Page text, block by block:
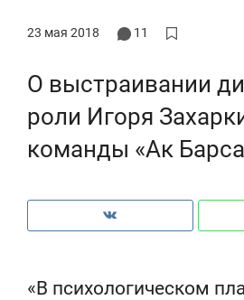
23 мая 2018 11
О выстраивании
роли Игоря
команды «Ак
«В психологическом